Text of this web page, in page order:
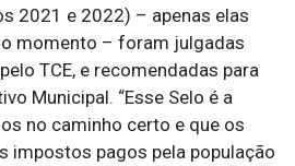
2021 e 2022) – apenas elas
momento – foram julgadas
TCE, e recomendadas para
Municipal. “Esse Selo é a
no caminho certo e que os
impostos pagos pela população